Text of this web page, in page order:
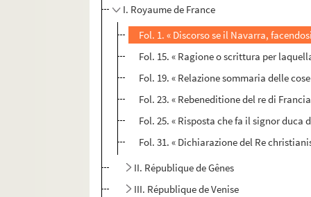
I. Royaume de France
Fol. 1. « Discorso se il Navarra,
Fol. 15. « Ragione o scrittura per
Fol. 19. « Relazione sommaria delle
Fol. 23. « Rebeneditione del re di
Fol. 25. « Risposta che fa il signor
Fol. 31. « Dichiarazione del Re
II. République de Gênes
III. République de Venise